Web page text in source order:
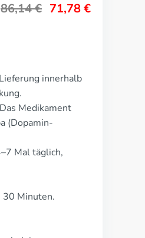
86,14€ 71,78€
innerhalb
Medikament
(Dopamin-
Mal täglich,
30 Minuten.